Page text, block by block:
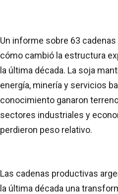
Un informe sobre 63
cómo cambió la estructura
la última década. La soja
energía, minería y servicios
conocimiento ganaron
sectores industriales y
perdieron peso relativo.
Las cadenas productivas
la última década una